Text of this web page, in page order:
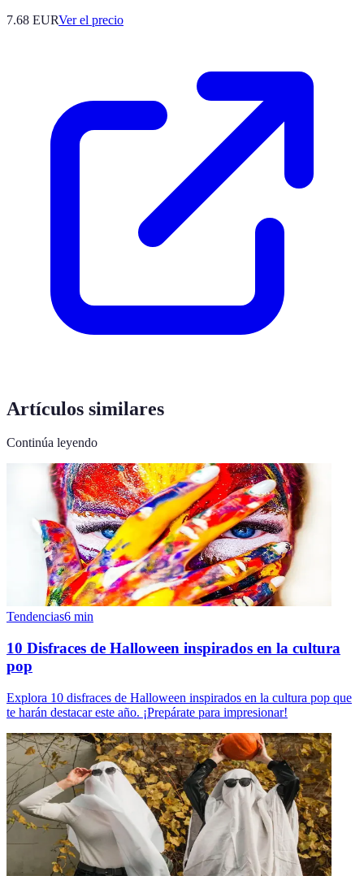
7.68 EURVer el precio
Artículos similares
Continúa leyendo
Tendencias6 min
10 Disfraces de Halloween inspirados en la cultura
pop
Explora 10 disfraces de Halloween inspirados en la cultura pop que
te harán destacar este año. ¡Prepárate para impresionar!